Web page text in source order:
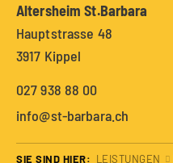
Altersheim St.Barbara
Hauptstrasse 48
3917 Kippel
027 938 88 00
info@st-barbara.ch
SIE SIND HIER: LEISTUNGEN